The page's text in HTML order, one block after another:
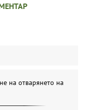
на отварянето на